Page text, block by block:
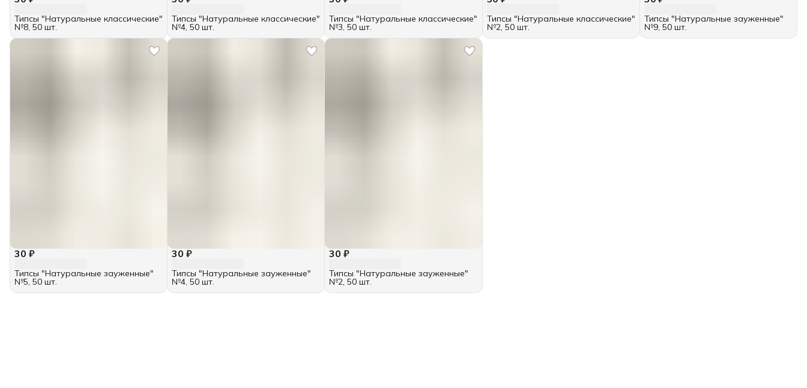
Типсы "Натуральные классические"
№8, 50 шт.
Типсы "Натуральные классические"
№4, 50 шт.
Типсы "Натуральные классические"
№3, 50 шт.
Типсы "Натуральные классические"
№2, 50 шт.
Типсы "Натуральные зауженные"
№9, 50 шт.
30 ₽
Типсы "Натуральные зауженные"
№5, 50 шт.
30 ₽
Типсы "Натуральные зауженные"
№4, 50 шт.
30 ₽
Типсы "Натуральные зауженные"
№2, 50 шт.